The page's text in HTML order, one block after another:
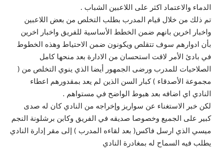
الدماء والاعتماد اكثر على اللاعبين الشباب .
تم ذلك من خلال قيام المدرب بطلب التخلص من بعض اللاعبين
واخبار اخرين بانهم ضمن الخطط الأساسية للفريق واخبار اخرين
بأن ادوارهم سوف تتقلص ويكونون ضمن الاحتياط وهذه الخطوط
في بادئ الأمر لاقت استحسان من الادارة بعد منحها كامل
الصلاحيات للمدرب ورضى الجمهور أيضا الذي ينوي التخلص من (
مجموعة الأصدقاء ) كبار السن الذين لم يعد بمقدورهم اعطاء
النادي اي اضافه بعد هبوط الواضح في مستواهم .
لكن خبر الاستغناء عن سواريز وإخراجه من النادي كان له صدى
كبير على الجميع وخصوصا صديقه في الفريق وكابن برشلونة النجم
ميسي الذي ارسل فاكس( بعد لقاءه المدرب ) إلى مقر إدارة النادي
يطلب فيه السماح له بمغادرة النادي